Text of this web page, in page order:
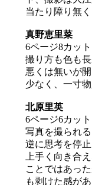
当たり障り無
真野恵里菜
6ページ8カッ
撮り方も色も
悪くは無いが
少なく、一寸物
北原里英
6ページ6カッ
写真を撮られ
逆に思考を停
上手く向き合
ことではあっ
も剥けた感があ